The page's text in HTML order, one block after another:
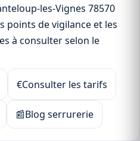
les-Vignes 78570
points de vigilance et les
à consulter selon le
€Consulter les tarifs
📰Blog serrurerie